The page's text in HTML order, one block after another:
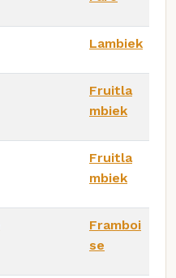
Lambiek
Fruitla
mbiek
Fruitla
mbiek
Framboi
se